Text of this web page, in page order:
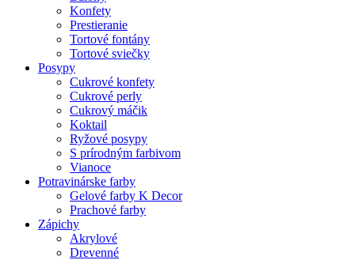
Konfety
Prestieranie
Tortové fontány
Tortové sviečky
Posypy
Cukrové konfety
Cukrové perly
Cukrový máčik
Koktail
Ryžové posypy
S prírodným farbivom
Vianoce
Potravinárske farby
Gelové farby K Decor
Prachové farby
Zápichy
Akrylové
Drevenné